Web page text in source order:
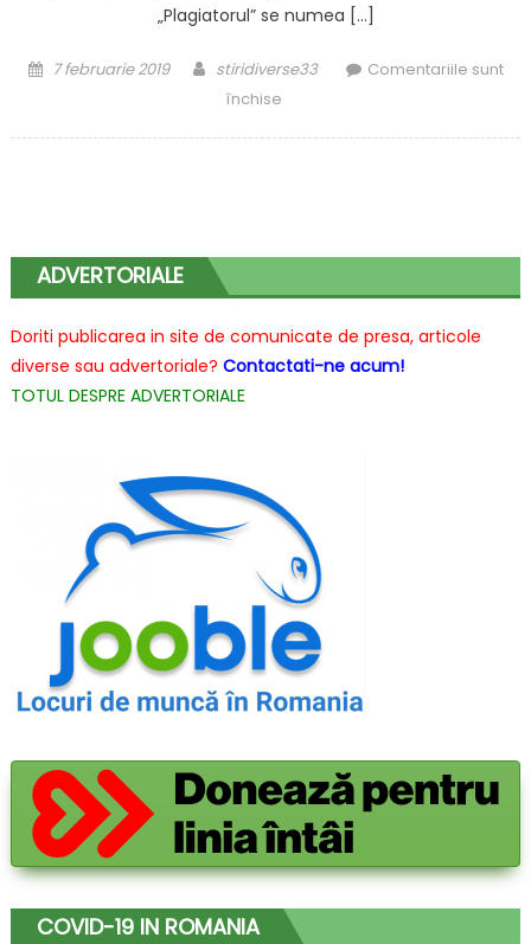
„Plagiatorul” se numea […]
Posted
7 februarie 2019 Author
stiridiverse33
Comentariile sunt
închisepentru
Cat
masina
de
de
ani
ADVERTORIALE
Doriti publicarea in site de comunicate de presa, articole
diverse sau advertoriale? Contactati-ne acum!
TOTUL DESPRE ADVERTORIALE
COVID-19 IN ROMANIA